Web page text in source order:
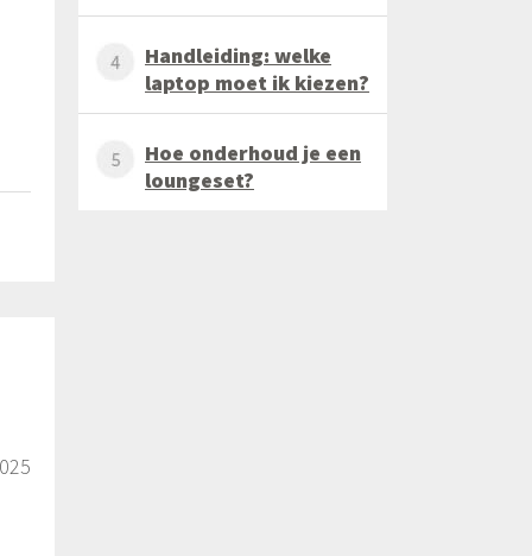
Handleiding: welke
laptop moet ik kiezen?
Hoe onderhoud je een
loungeset?